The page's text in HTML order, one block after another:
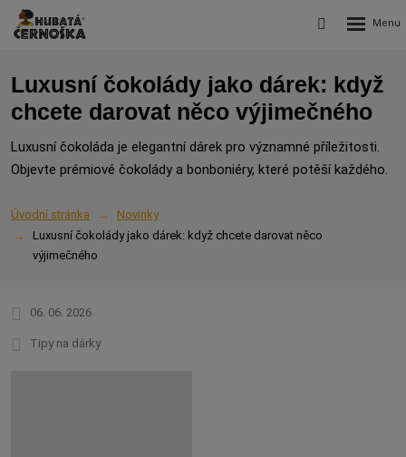
Vyhledávání
Rozbalení
Luxusní čokolády jako dárek: když
chcete darovat něco výjimečného
Luxusní čokoláda je elegantní dárek pro významné příležitosti.
Objevte prémiové čokolády a bonboniéry, které potěší každého.
Úvodní stránka
Novinky
Luxusní čokolády jako dárek: když chcete darovat něco
výjimečného
06. 06. 2026
Tipy na dárky